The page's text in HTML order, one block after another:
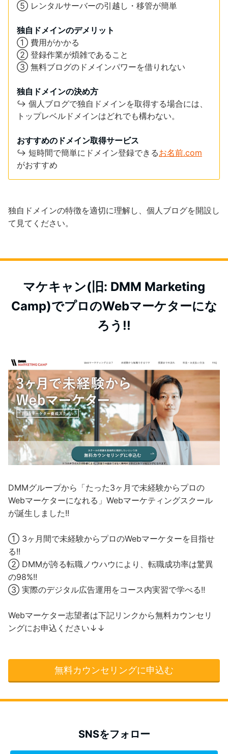
⑤ レンタルサーバーの引越し・移管が簡単
独自ドメインのデメリット
① 費用がかかる
② 登録作業が煩雑であること
③ 無料ブログのドメインパワーを借りれない
独自ドメインの決め方
↪︎ 個人ブログで独自ドメインを取得する場合には、
トップレベルドメインはどれでも構わない。
おすすめのドメイン取得サービス
↪︎ 短時間で簡単にドメイン登録できるお名前.com
がおすすめ
独自ドメインの特徴を適切に理解し、個人ブログを開設し
て見てください。
マケキャン(旧: DMM Marketing
Camp)でプロのWebマーケターにな
ろう!!
DMMグループから「たった3ヶ月で未経験からプロの
Webマーケターになれる」Webマーケティングスクール
が誕生しました!!
① 3ヶ月間で未経験からプロのWebマーケターを目指せ
る!!
② DMMが誇る転職ノウハウにより、転職成功率は驚異
の98%!!
③ 実際のデジタル広告運用をコース内実習で学べる!!
Webマーケター志望者は下記リンクから無料カウンセリ
ングにお申込ください↓↓
無料カウンセリングに申込む
SNSをフォロー